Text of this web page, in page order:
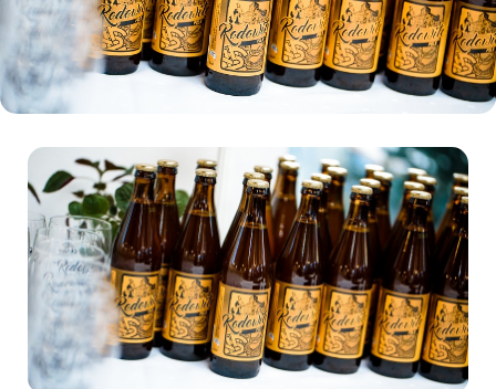
Dla mediów
Kibice
SKLEP KUP BILET